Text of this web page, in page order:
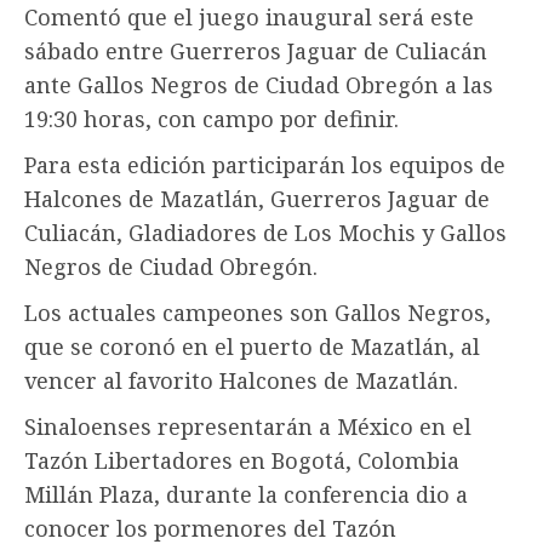
Comentó que el juego inaugural será este
sábado entre Guerreros Jaguar de Culiacán
ante Gallos Negros de Ciudad Obregón a las
19:30 horas, con campo por definir.
Para esta edición participarán los equipos de
Halcones de Mazatlán, Guerreros Jaguar de
Culiacán, Gladiadores de Los Mochis y Gallos
Negros de Ciudad Obregón.
Los actuales campeones son Gallos Negros,
que se coronó en el puerto de Mazatlán, al
vencer al favorito Halcones de Mazatlán.
Sinaloenses representarán a México en el
Tazón Libertadores en Bogotá, Colombia
Millán Plaza, durante la conferencia dio a
conocer los pormenores del Tazón